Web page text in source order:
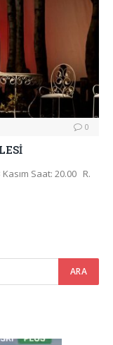
0
Kasım Saat: 20.00 R.